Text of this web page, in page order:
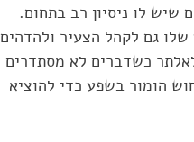
שיש לו ניסיון רב בתחום.
גם לקהל הצעיר ולהדהים
כשדברים לא מסתדרים
הומור בשפע כדי להוציא